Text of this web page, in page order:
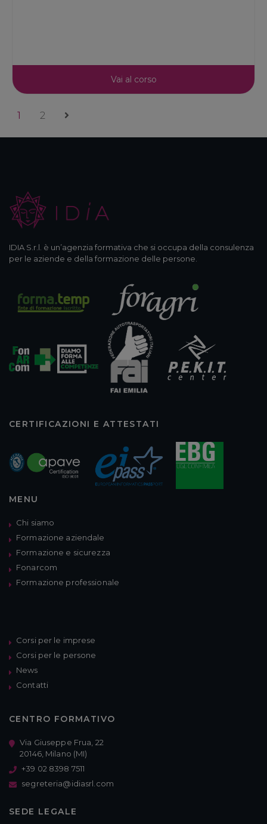
Vai al corso
1 2
IDIA S.r.l. è un’agenzia formativa che si occupa della consulenza
per le aziende e della formazione delle persone.
CERTIFICAZIONI E ATTESTATI
MENU
Chi siamo
Formazione aziendale
Formazione e sicurezza
Fonarcom
Formazione professionale
Corsi per le imprese
Corsi per le persone
News
Contatti
CENTRO FORMATIVO
Via Giuseppe Frua, 22
20146, Milano (MI)
+39 02 8398 7511
segreteria@idiasrl.com
SEDE LEGALE